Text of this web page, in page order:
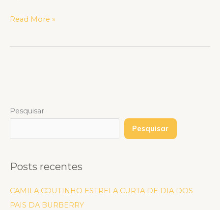
Read More »
Pesquisar
Pesquisar
Posts recentes
CAMILA COUTINHO ESTRELA CURTA DE DIA DOS
PAIS DA BURBERRY